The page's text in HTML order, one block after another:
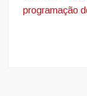
programação